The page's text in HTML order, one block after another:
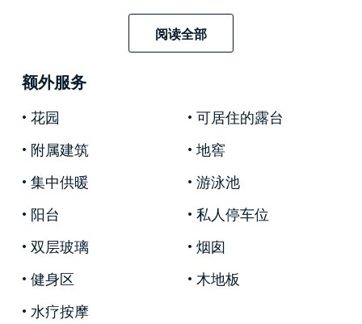
該物業坐落在皮埃蒙特南部風景如畫的地區，毗
這座著名的溫泉小鎮擁有悠久的
歷史和釀酒傳統。周圍的景觀是
特色，綿延起伏的丘陵、葡萄園、中世紀小村莊
和點綴其間的貴族別墅
。物業位置私密，卻絕非
拉澤和熱那亞
，國際機場距離這裡約一小時車
程。對於那些想要享受
鄉村寧靜又不想犧牲交通
便利的人來說，這裡是理想之選。
這座19世紀早期的莊園是
皮埃蒙特歷史建築的典
範。它經歷了
，保留了珍貴的時代特
徵，包括一些
原始壁畫、古老的皮埃蒙特赤土地
板以及大窗戶
阅读全部
额外服务
花园
可居住的露台
附属建筑
地窖
集中供暖
游泳池
阳台
私人停车位
双层玻璃
烟囱
健身区
木地板
水疗按摩